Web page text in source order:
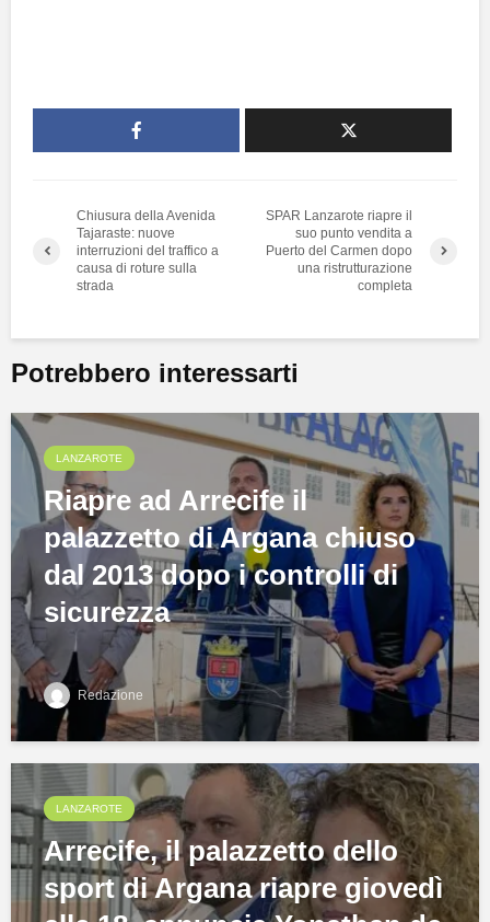
Chiusura della Avenida
Tajaraste: nuove
interruzioni del traffico a
causa di roture sulla
strada
SPAR Lanzarote riapre il
suo punto vendita a
Puerto del Carmen dopo
una ristrutturazione
completa
Potrebbero interessarti
LANZAROTE
Riapre ad Arrecife il
palazzetto di Argana chiuso
dal 2013 dopo i controlli di
sicurezza
Redazione
LANZAROTE
Arrecife, il palazzetto dello
sport di Argana riapre giovedì